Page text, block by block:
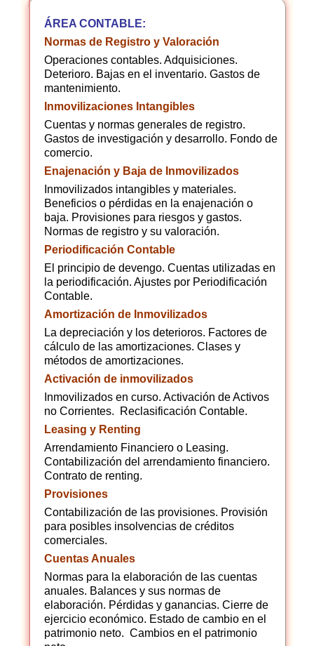
ÁREA CONTABLE:
Normas de Registro y Valoración
Operaciones contables. Adquisiciones.
Deterioro. Bajas en el inventario. Gastos de
mantenimiento.
Inmovilizaciones Intangibles
Cuentas y normas generales de registro.
Gastos de investigación y desarrollo. Fondo de
comercio.
Enajenación y Baja de Inmovilizados
Inmovilizados intangibles y materiales.
Beneficios o pérdidas en la enajenación o
baja. Provisiones para riesgos y gastos.
Normas de registro y su valoración.
Periodificación Contable
El principio de devengo. Cuentas utilizadas en
la periodificación. Ajustes por Periodificación
Contable.
Amortización de Inmovilizados
La depreciación y los deterioros. Factores de
cálculo de las amortizaciones. Clases y
métodos de amortizaciones.
Activación de inmovilizados
Inmovilizados en curso. Activación de Activos
no Corrientes. Reclasificación Contable.
Leasing y Renting
Arrendamiento Financiero o Leasing.
Contabilización del arrendamiento financiero.
Contrato de renting.
Provisiones
Contabilización de las provisiones. Provisión
para posibles insolvencias de créditos
comerciales.
Cuentas Anuales
Normas para la elaboración de las cuentas
anuales. Balances y sus normas de
elaboración. Pérdidas y ganancias. Cierre de
ejercicio económico. Estado de cambio en el
patrimonio neto. Cambios en el patrimonio